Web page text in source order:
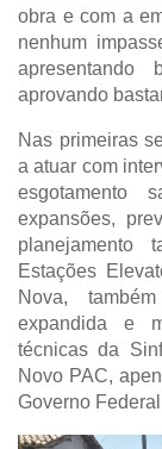
obra e com a
nenhum
apresentando
aprovando
Nas primeiras
a atuar com
esgotamento
expansões,
planejamento
Estações
Nova,
expandida e
técnicas da
Novo PAC,
Governo